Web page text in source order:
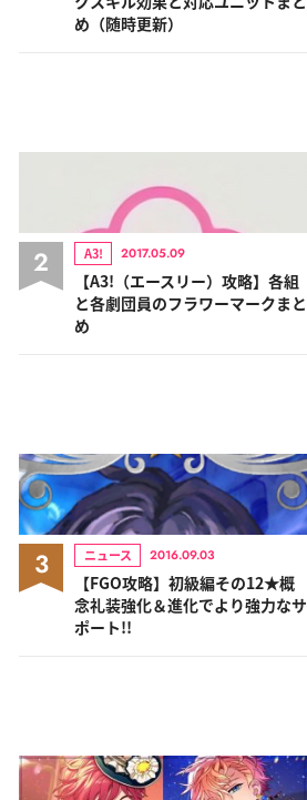
め（随時更新）
2 A3! 2017.05.09
【A3!（エースリー）攻略】各組
と各劇団員のフラワーマークまと
め
3 ニュース 2016.09.03
【FGO攻略】初級編その12★概
念礼装強化＆進化でより強力なサ
ポート!!